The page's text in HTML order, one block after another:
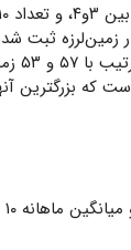
دارند.